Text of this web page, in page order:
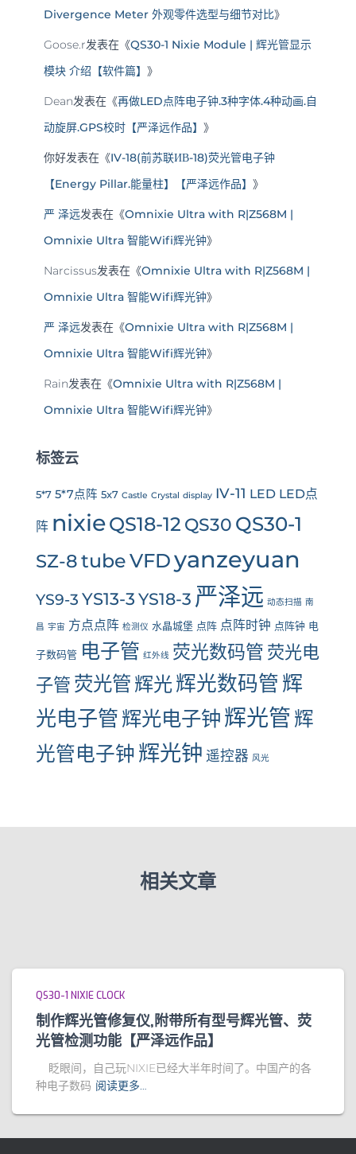
Divergence Meter 外观零件选型与细节对比》
Goose.r发表在《QS30-1 Nixie Module | 辉光管显示
模块 介绍【软件篇】 》
Dean发表在《再做LED点阵电子钟.3种字体.4种动画.自
动旋屏.GPS校时【严泽远作品】 》
你好发表在《IV-18(前苏联ИВ-18)荧光管电子钟
【Energy Pillar.能量柱】【严泽远作品】 》
严 泽远发表在《Omnixie Ultra with R|Z568M |
Omnixie Ultra 智能Wifi辉光钟》
Narcissus发表在《Omnixie Ultra with R|Z568M |
Omnixie Ultra 智能Wifi辉光钟》
严 泽远发表在《Omnixie Ultra with R|Z568M |
Omnixie Ultra 智能Wifi辉光钟》
Rain发表在《Omnixie Ultra with R|Z568M |
Omnixie Ultra 智能Wifi辉光钟》
标签云
5*7 5*7点阵 5x7 Castle Crystal display IV-11 LED LED点
阵 nixieQS18-12 QS30 QS30-1
SZ-8tubeVFDyanzeyuan
YS9-3 YS13-3 YS18-3 严泽远 动态扫描 南
昌 宇宙 方点点阵 检测仪 水晶城堡 点阵 点阵时钟 点阵钟 电
子数码管 电子管 红外线 荧光数码管 荧光电
子管 荧光管 辉光辉光数码管辉
光电子管辉光电子钟辉光管 辉
光管电子钟 辉光钟 遥控器 风光
相关文章
QS30-1 NIXIE CLOCK
制作辉光管修复仪,附带所有型号辉光管、荧
光管检测功能【严泽远作品】
眨眼间，自己玩NIXIE已经大半年时间了。中国产的各
种电子数码 阅读更多…